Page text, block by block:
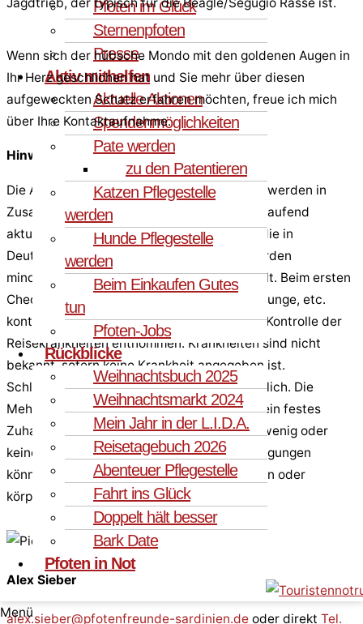
Pfoten im Glück
Sternenpfoten
Presse
Aktiv mithelfen
Aktuelle Aktionen
Spendenmöglichkeiten
Pate werden
zu den Patentieren
Katzen Pflegestelle
werden
Hunde Pflegestelle
werden
Beim Einkaufen Gutes
tun
Pfoten-Jobs
Rückblicke
Weihnachtsbuch 2025
Weihnachtsmarkt 2024
Mein Jahr in der L.I.D.A.
Reisetagebuch 2026
Abenteuer Pflegestelle
Fahrt ins Glück
Doppelt hält besser
Bark Date
Pfoten in Not
Menü
Wenn sich der hübsche Mondo mit den goldenen Augen in
Ihr Herz geschlichen hat und Sie mehr über diesen
aufgeweckten Schatz erfahren möchten, freue ich mich
über Ihre Kontaktaufnahme.
Hinweis:
Die Angaben über die Tiere in Deutschland, werden in
Zusammenarbeit mit unseren Pflegestellen laufend
aktualisiert und neu bewertet. Alle Hunde, die in
Deutschland auf einer Pflegestelle sind, werden
mindestens einmal einem Tierarzt vorgestellt. Beim ersten
Check werden Augen, Ohren, Zähne, Herz, Lunge, etc.
kontrolliert. Zudem wird dem Hund Blut zur Kontrolle der
Reisekrankheiten entnommen. Krankheiten sind nicht
bekannt, sofern keine Krankheit angegeben ist.
Schlummernde Krankheiten sind immer möglich. Die
Mehrzahl unserer Vermittlungstiere hat nie ein festes
Zuhause kennengelernt und mit Menschen wenig oder
keine guten Erfahrungen gemacht Diese Prägungen
können bei einigen Tieren psychische Spuren oder
körperliche Defizite hinterlassen.
Alex Sieber
alex.sieber@pfotenfreunde-sardinien.de oder direkt Tel.